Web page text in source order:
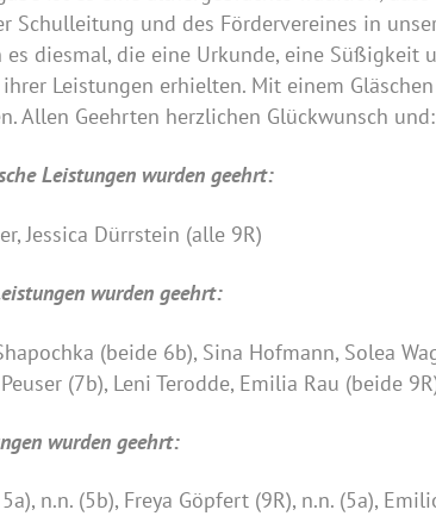
Schulleitung und des Fördervereines in
es diesmal, die eine Urkunde, eine Süßigkeit
Leistungen erhielten. Mit einem
Allen Geehrten herzlichen Glückwunsch
Leistungen wurden geehrt:
Jessica Dürrstein (alle 9R)
wurden geehrt:
Shapochka (beide 6b), Sina Hofmann,
(7b), Leni Terodde, Emilia Rau (beide
wurden geehrt:
5a), n.n. (5b), Freya Göpfert (9R), n.n.